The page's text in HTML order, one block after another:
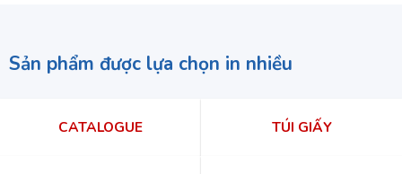
Sản phẩm được lựa chọn in nhiều
CATALOGUE TÚI GIẤY